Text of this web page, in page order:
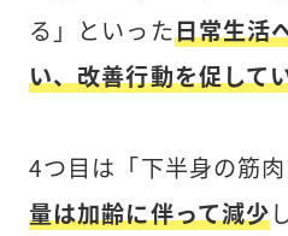
る」といった日常生活
い、改善行動を促して
4つ目は「下半身の筋肉
量は加齢に伴って減少